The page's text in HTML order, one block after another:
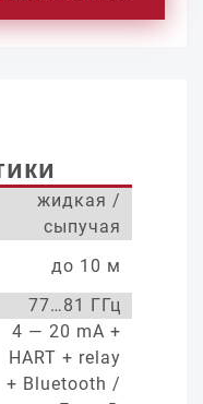
жидкая /
сыпучая
до 10 м
77…81 ГГц
4 — 20 mA +
HART + relay
+ Bluetooth /